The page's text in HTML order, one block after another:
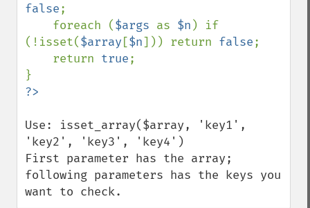
false;
    foreach (
$args as $n ) if
(!isset($array [$n])) return false;
    return
true;
Use: isset_array($array, 'key1',
'key2', 'key3', 'key4')
First parameter has the array;
following parameters has the keys you
want to check.